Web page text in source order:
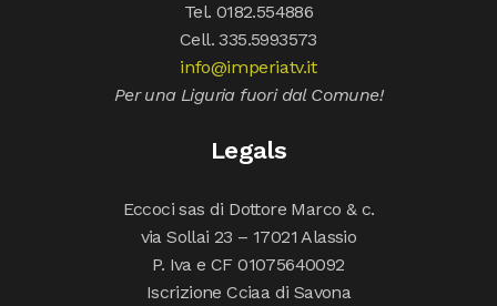
Tel. 0182.554886
Cell. 335.5993573
info@imperiatv.it
Per una Liguria fuori dal Comune!
Legals
Eccoci sas di Dottore Marco & c.
via Sollai 23 – 17021 Alassio
P. Iva e CF 01075640092
Iscrizione Cciaa di Savona